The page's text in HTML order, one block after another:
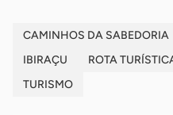
CAMINHOS DA SABEDORIA
IBIRAÇU
ROTA
TURISMO